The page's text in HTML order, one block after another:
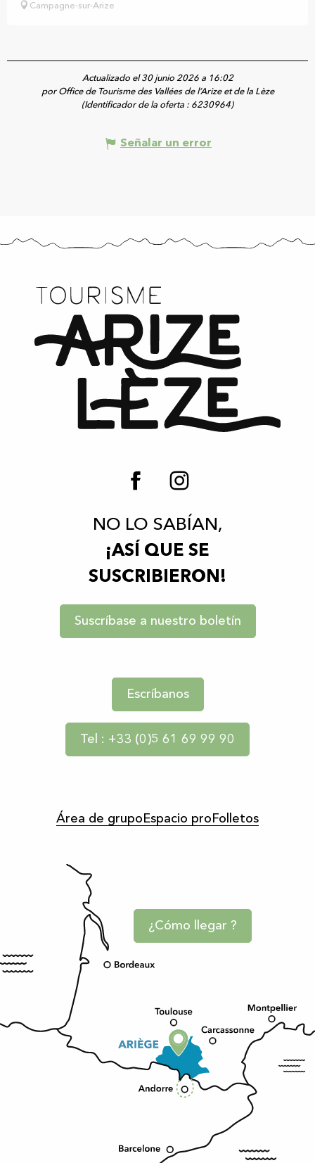
Campagne-sur-Arize
Actualizado el 30 junio 2026 a 16:02
por Office de Tourisme des Vallées de l’Arize et de la Lèze
(Identificador de la oferta : 6230964)
Señalar un error
NO LO SABÍAN,
¡ASÍ QUE SE
SUSCRIBIERON!
Suscríbase a nuestro boletín
Escríbanos
Tel : +33 (0)5 61 69 99 90
Área de grupo Espacio pro Folletos
¿Cómo llegar ?